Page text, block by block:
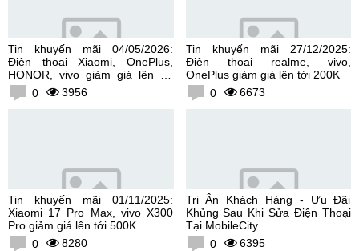
Tin khuyến mãi 04/05/2026:
Điện thoại Xiaomi, OnePlus,
HONOR, vivo giảm giá lên tới
300K0 3956
Tin khuyến mãi 27/12/2025:
Điện thoại realme, vivo,
OnePlus giảm giá lên tới 200K
0
6673
Tin khuyến mãi 01/11/2025:
Xiaomi 17 Pro Max, vivo X300
Pro giảm giá lên tới 500K
0
8280
Tri Ân Khách Hàng - Ưu Đãi
Khủng Sau Khi Sửa Điện Thoại
Tại MobileCity
0
6395